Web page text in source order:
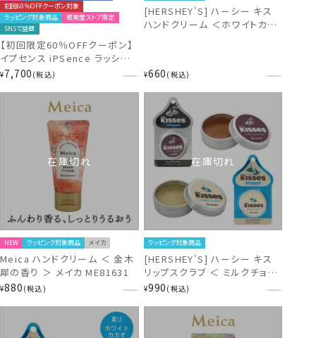
初回60％OFFクーポン対象
ラッピング対象商品
粧美堂ストア限定
SNSで話題
【初回限定60％OFFクーポン】
イプセンス iPSence ラッシュブ
ースター まつ毛美容液 IPS配
分無し 粧美堂 shobido
¥7,700 税込
[HERSHEY'S] ハーシー キス
ハンドクリーム ＜ホワイトカカ
¥660 税込
在庫切れ
NEW ラッピング対象商品 メイカ
Meica ハンドクリーム ＜ 金木
犀の香り ＞ メイカ ME81631
¥880 税込
在庫切れ
ラッピング対象商品
[HERSHEY'S] ハーシー キス
リップスクラブ ＜ ミルクチョコ
レート / ホワイトカカオ の香り
¥990 税込